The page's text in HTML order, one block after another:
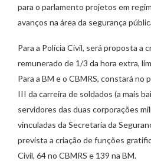
para o parlamento projetos em
avanços na área da segurança
Para a Polícia Civil, será proposta a
remunerado de 1/3 da hora extra,
Para a BM e o CBMRS, constará no
III da carreira de soldados (a mais
servidores das duas corporações
vinculadas da Secretaria da
prevista a criação de funções
Civil, 64 no CBMRS e 139 na BM.